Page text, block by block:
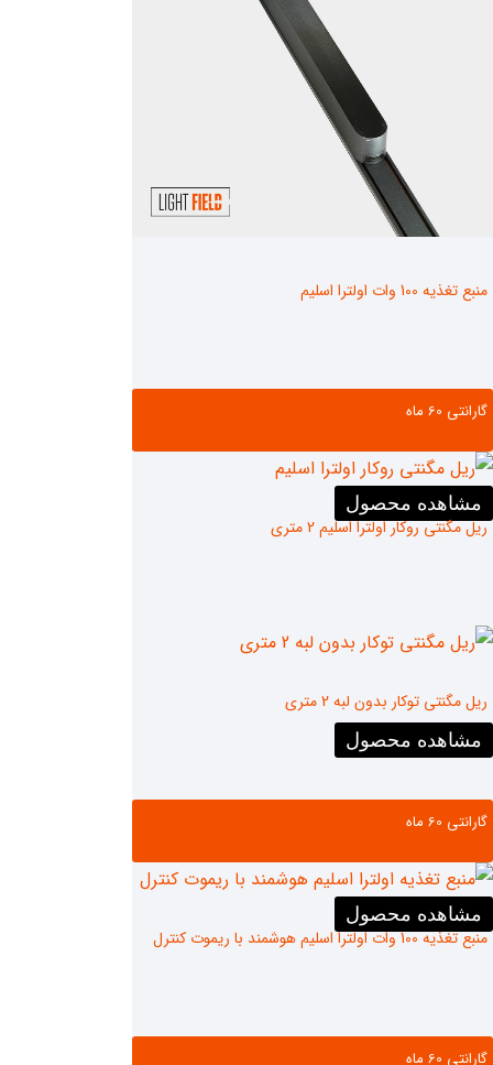
منبع تغذیه 100 وات اولترا اسلیم
مشاهده محصول
گارانتی ‌60 ماه
ریل مگنتی روکار اولترا اسلیم 2 متری
مشاهده محصول
ریل مگنتی توکار بدون لبه 2 متری
مشاهده محصول
گارانتی ‌60 ماه
منبع تغذیه 100 وات اولترا اسلیم هوشمند با ریموت کنترل
گارانتی ‌60 ماه